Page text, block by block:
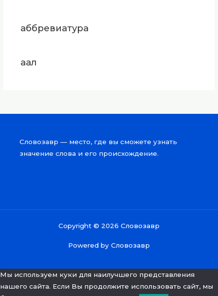
аббревиатура
аал
Словозавр — место, где вы сможете узнать
значение слова и его происхождение.
Copyright © 2026 Словозавр
Powered by Словозавр
Мы используем куки для наилучшего представления
нашего сайта. Если Вы продолжите использовать сайт, мы